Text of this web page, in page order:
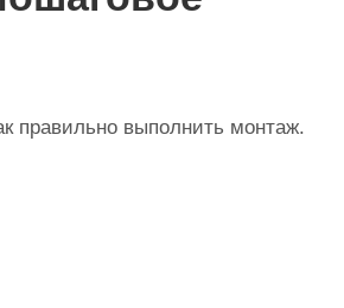
правильно выполнить монтаж.